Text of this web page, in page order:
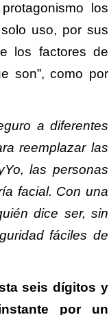
los
uso, por sus
los factores de
son”, como por
a diferentes
reemplazar las
las personas
facial. Con una
dice ser, sin
fáciles de
seis dígitos y
por un